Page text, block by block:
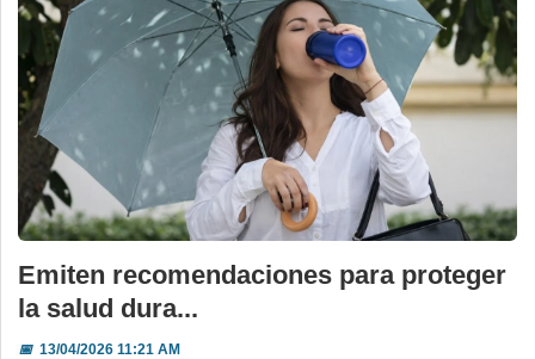
Emiten recomendaciones para proteger
la salud dura...
📅13/04/2026 11:21 AM